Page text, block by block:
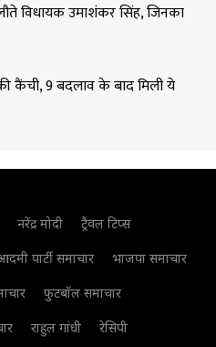
विधायक उमाशंकर सिंह, जिनका
कैंची, 9 बदलाव के बाद मिली ये
नरेंद्र मोदी
ट्रैवल टिप्स
पार्टी समाचार
भाजपा समाचार
फुटबॉल समाचार
राहुल गांधी रेसिपी